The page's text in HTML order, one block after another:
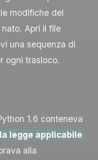
modifiche del
Apri il file
una sequenza di
ogni trasloco.
1.6 conteneva
legge applicabile
alla